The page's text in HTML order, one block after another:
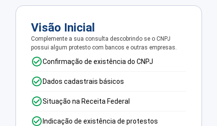
Visão Inicial
Complemente a sua consulta descobrindo se o CNPJ
possui algum protesto com bancos e outras empresas.
Confirmação de existência do CNPJ
Dados cadastrais básicos
Situação na Receita Federal
Indicação de existência de protestos